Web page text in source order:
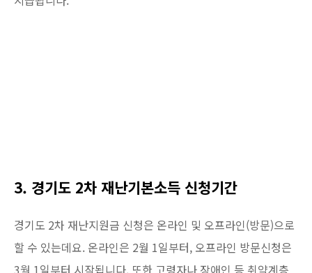
3. 경기도 2차 재난기본소득 신청기간
경기도 2차 재난지원금 신청은 온라인 및 오프라인(방문)으로
할 수 있는데요. 온라인은 2월 1일부터, 오프라인 방문신청은
3월 1일부터 시작됩니다. 또한 고령자나 장애인 등 취약계층